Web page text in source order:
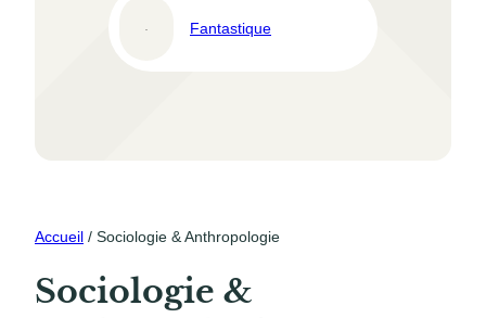
Fantastique
Accueil / Sociologie & Anthropologie
Sociologie &